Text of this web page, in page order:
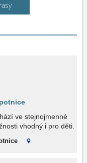
ve stejnojmenné
vhodný i pro děti.